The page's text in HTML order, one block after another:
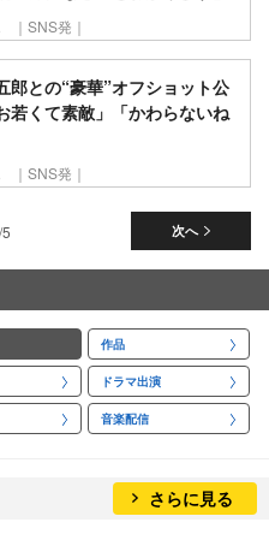
｜SNS発｜
郎との“豪華”オフショット公
若くて素敵」「かわらないね
｜SNS発｜
次へ
作品
ドラマ出演
音楽配信
さらに見る